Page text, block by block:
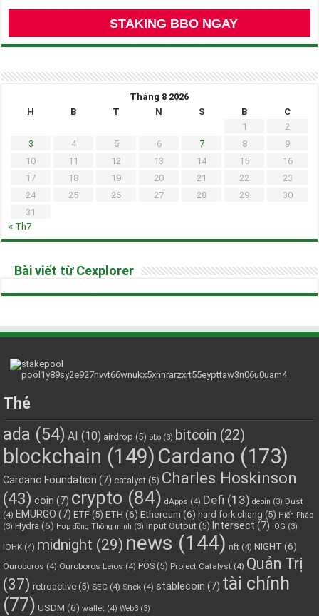
STAKING BBO NGAY
Tháng 8 2026
H
B T N S B
C
1
2
3
4 5 6 7 8
9
10
11 12 13 14 15
16
17
18 19 20 21 22
23
24
25 26 27 28 29
30
31
« Th7
Bài viết từ Cexplorer
Thẻ
ada (54) AI (10) airdrop (5) bbo (3) bitcoin (22)
blockchain (149) Cardano (173)
Cardano Foundation (7) catalyst (5) Charles Hoskinson
(43) coin (7) crypto (84) dApps (4) Defi (13) depin (3) Dust
(4) EMURGO (7) ETF (5) ETH (6) Ethereum (6) hard fork chang (5) Hiến Pháp
(3) Hydra (6) Hợp đồng Thông minh (3) Input Output (5) Intersect (7) IOG (3)
IOHK (4) midnight (29) news (144) nft (4) NIGHT (6)
Ouroboros (4) Ouroboros Leios (4) POS (5) Project Catalyst (4) Quản Trị
(37) retroactive (5) SEC (4) Snek (4) stablecoin (7) tài chính
(77) USDM (6) wallet (4) Web3 (3)